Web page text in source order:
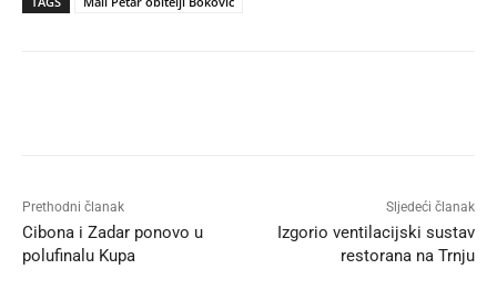
Prethodni članak
Cibona i Zadar ponovo u
polufinalu Kupa
Sljedeći članak
Izgorio ventilacijski sustav
restorana na Trnju